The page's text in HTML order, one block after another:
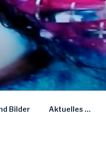
Bilder Aktuelles …